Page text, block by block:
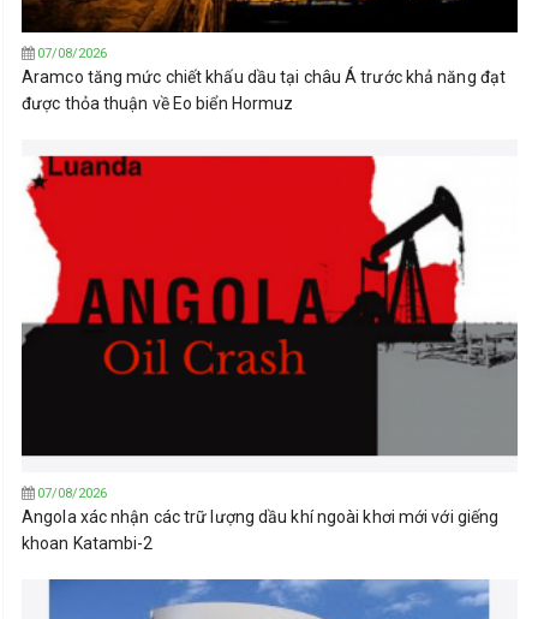
07/08/2026
Aramco tăng mức chiết khấu dầu tại châu Á trước khả năng đạt
được thỏa thuận về Eo biển Hormuz
07/08/2026
Angola xác nhận các trữ lượng dầu khí ngoài khơi mới với giếng
khoan Katambi-2